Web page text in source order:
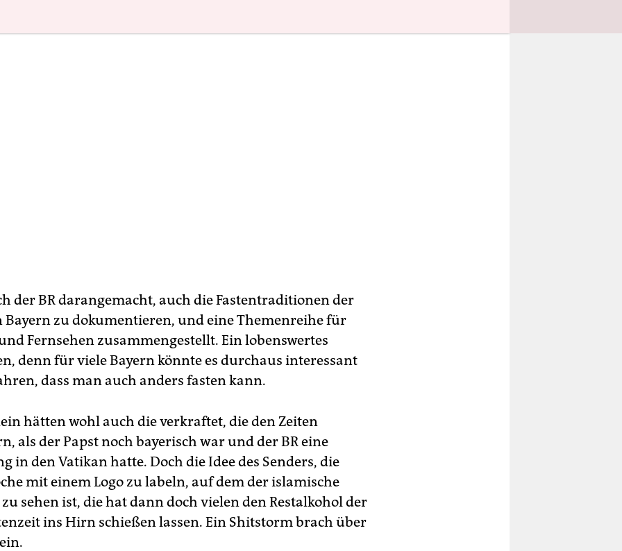
der BR darangemacht, auch die Fastentraditionen der
zu dokumentieren, und eine Themenreihe für
Fernsehen zusammengestellt. Ein lobenswertes
denn für viele Bayern könnte es durchaus interessant
dass man auch anders fasten kann.
hätten wohl auch die verkraftet, die den Zeiten
als der Papst noch bayerisch war und der BR eine
in den Vatikan hatte. Doch die Idee des Senders, die
mit einem Logo zu labeln, auf dem der islamische
sehen ist, die hat dann doch vielen den Restalkohol der
ins Hirn schießen lassen. Ein Shitstorm brach über